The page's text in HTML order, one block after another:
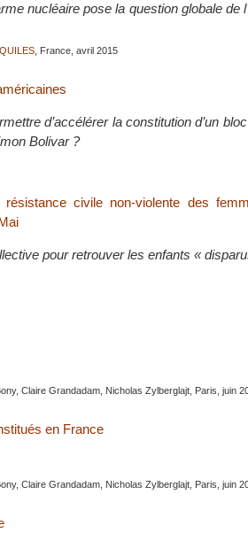
nucléaire pose la question globale de
, France, avril 2015
d’accélérer la constitution d’un
Bolivar ?
civile non-violente des
pour retrouver les enfants «
Claire Grandadam, Nicholas Zylberglajt, Paris, juin
en France
Claire Grandadam, Nicholas Zylberglajt, Paris, juin